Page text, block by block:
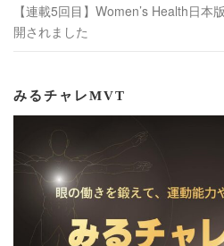
【連載5回目】Women’s Health日本
開されました
みるチャレMVT